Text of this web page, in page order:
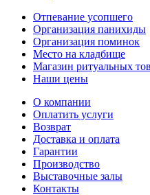
Отпевание усопшего
Организация панихиды
Организация поминок
Место на кладбище
Магазин ритуальных
Наши цены
О компании
Оплатить услуги
Возврат
Доставка и оплата
Гарантии
Производство
Выставочные залы
Контакты